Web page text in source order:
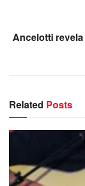
Ancelotti
Related Posts